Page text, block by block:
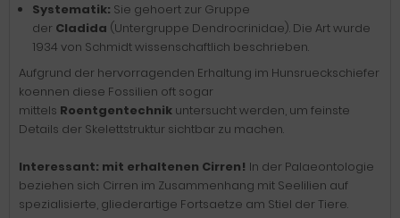
Systematik: Sie gehoert zur Gruppe
der Cladida (Untergruppe Dendrocrinidae). Die Art wurde
1934 von Schmidt wissenschaftlich beschrieben.
Aufgrund der hervorragenden Erhaltung im Hunsrueckschiefer
koennen diese Fossilien oft sogar
mittels Roentgentechnik untersucht werden, um feinste
Details der Skelettstruktur sichtbar zu machen.
Interessant: mit erhaltenen Cirren! In der Palaeontologie
beziehen sich Cirren im Zusammenhang mit Seelilien auf
spezialisierte, gliederartige Fortsaetze am Stiel der Tiere.